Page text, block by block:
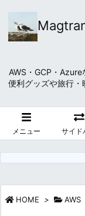
AWS・GCP・
便利グッズや旅行・
メニュー サイド
HOME > AWS